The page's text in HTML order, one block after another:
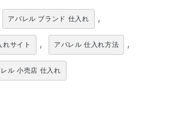
アパレル ブランド 仕入れ ,
れサイト , アパレル 仕入れ方法 ,
ル 小売店 仕入れ